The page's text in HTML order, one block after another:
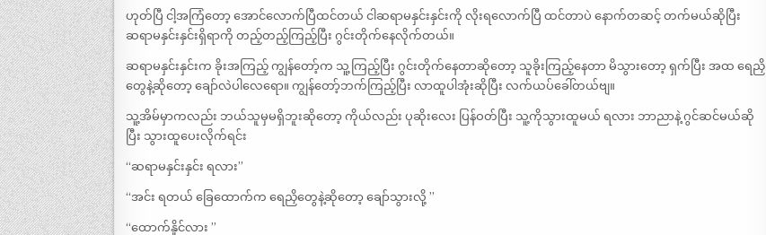
ဟုတ်ပြီ ငါ့အကြံတော့ အောင်လောက်ပြီထင်တယ် ငါဆရာမနှင်းနှင်းကို လိုးရလောက်ပြီ ထင်တာပဲ နောက်တဆင့် တက်မယ်ဆိုပြီး
ဆရာမနှင်းနှင်းရှိရာကို တည့်တည့်ကြည့်ပြီး ဂွင်းတိုက်နေလိုက်တယ်။
ဆရာမနှင်းနှင်းက ခိုးအကြည့် ကျွန်တော့်က သူ့ကြည့်ပြီး ဂွင်းတိုက်နေတာဆိုတော့ သူခိုးကြည့်နေတာ မိသွားတော့ ရှက်ပြီး အထ ရေညှိ
တွေနဲ့ဆိုတော့ ချော်လဲပါလေရော။ ကျွန်တော့်ဘက်ကြည့်ပြီး လာထူပါအုံးဆိုပြီး လက်ယပ်ခေါ်တယ်ဗျ။
သူ့အိမ်မှာကလည်း ဘယ်သူမှမရှိဘူးဆိုတော့ ကိုယ်လည်း ပုဆိုးလေး ပြန်ဝတ်ပြီး သူ့ကိုသွားထူမယ် ရလား ဘာညာနဲ့ ဂွင်ဆင်မယ်ဆို
ပြီး သွားထူပေးလိုက်ရင်း
“‌ဆရာမနှင်းနှင်း ရလား”
“‌အင်း ရတယ် ခြေထောက်က ရေညှိတွေနဲ့ဆိုတော့ ချော်သွားလို့ ”
“‌ထောက်နိူင်လား ”